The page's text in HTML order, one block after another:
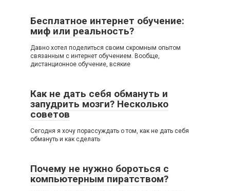
Бесплатное интернет обучение:
миф или реальность?
Давно хотел поделиться своим скромным опытом
связанным с интернет обучением. Вообще,
дистанционное обучение, всякие
Как не дать себя обмануть и
запудрить мозги? Несколько
советов
Сегодня я хочу порассуждать о том, как не дать себя
обмануть и как сделать
Почему не нужно бороться с
компьютерным пиратством?